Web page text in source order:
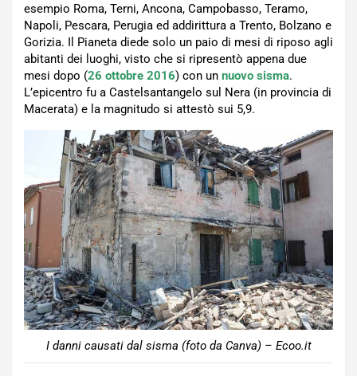
esempio Roma, Terni, Ancona, Campobasso, Teramo,
Napoli, Pescara, Perugia ed addirittura a Trento, Bolzano e
Gorizia. Il Pianeta diede solo un paio di mesi di riposo agli
abitanti dei luoghi, visto che si ripresentò appena due
mesi dopo (26 ottobre 2016) con un nuovo sisma.
L’epicentro fu a Castelsantangelo sul Nera (in provincia di
Macerata) e la magnitudo si attestò sui 5,9.
I danni causati dal sisma (foto da Canva) – Ecoo.it